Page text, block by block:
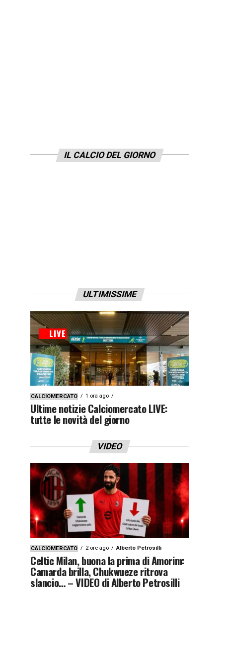
IL CALCIO DEL GIORNO
ULTIMISSIME
CALCIOMERCATO 1 ora ago
Ultime notizie Calciomercato LIVE:
tutte le novità del giorno
VIDEO
CALCIOMERCATO 2 ore ago Alberto Petrosilli
Celtic Milan, buona la prima di Amorim:
Camarda brilla, Chukwueze ritrova
slancio… – VIDEO di Alberto Petrosilli